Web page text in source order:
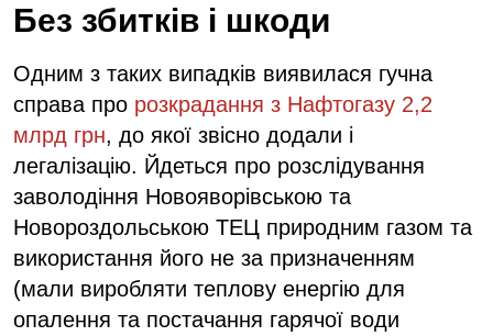
Без збитків і шкоди
Одним з таких випадків виявилася гучна
справа про розкрадання з Нафтогазу 2,2
млрд грн, до якої звісно додали і
легалізацію. Йдеться про розслідування
заволодіння Новояворівською та
Новороздольською ТЕЦ природним газом та
використання його не за призначенням
(мали виробляти теплову енергію для
опалення та постачання гарячої води